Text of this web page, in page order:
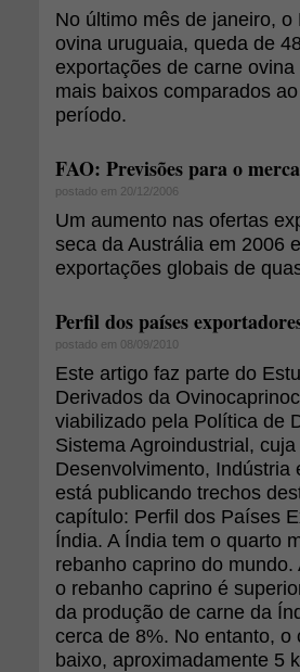
No último mês de janeiro,
ovina uruguaia, queda de
exportações de carne
mais baixos comparados
período.
FAO: Previsões para o
postado em 20/12/2006
Um aumento nas ofertas
seca da Austrália em 2006
exportações globais de
Perfil dos países
postado em 08/09/2010
Este artigo faz parte do
Derivados da
viabilizado pela Política de
Sistema Agroindustrial,
Desenvolvimento,
está publicando trechos
capítulo: Perfil dos Países
Índia. A Índia tem o quarto
rebanho caprino do
o rebanho caprino é
da produção de carne da
cerca de 8%. No entanto,
baixo, aproximadamente 5